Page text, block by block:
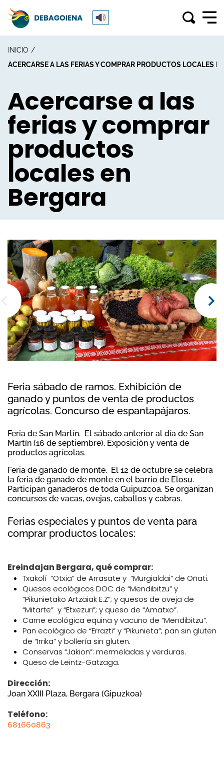
INICIO
ACERCARSE A LAS FERIAS Y COMPRAR PRODUCTOS LOCALES
Acercarse a las
ferias y comprar
productos
locales en
Bergara
Feria sábado de ramos. Exhibición de
ganado y puntos de venta de productos
agrícolas. Concurso de espantapájaros.
Feria de San Martín. El sábado anterior al día de San
Martín (16 de septiembre). Exposición y venta de
productos agrícolas.
Feria de ganado de monte. El 12 de octubre se celebra
la feria de ganado de monte en el barrio de Elosu.
Participan ganaderos de toda Guipuzcoa. Se organizan
concursos de vacas, ovejas, caballos y cabras.
Ferias especiales y puntos de venta para
comprar productos locales:
Ereindajan Bergara, qué comprar:
Txakolí ”Otxia” de Arrasate y ”Murgialdai” de Oñati.
Quesos ecológicos DOC de “Mendibitzu” y
“Pikunietako Artzaiak E.Z”; y quesos de oveja de
“Mitarte” y “Etxezuri”; y queso de “Amatxo”.
Carne ecológica equina y vacuno de “Mendibitzu”.
Pan ecológico de “Errazti” y “Pikunieta”; pan sin gluten
de “Irrika” y bollería sin gluten.
Conservas “Jakion”: mermeladas y verduras.
Queso de Leintz-Gatzaga.
Dirección:
Joan XXIII Plaza, Bergara (Gipuzkoa)
Teléfono:
681660863